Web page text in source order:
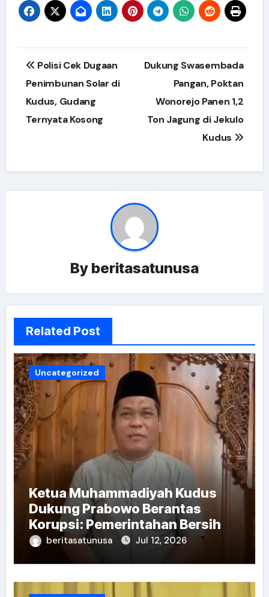
Post
navigation
Polisi Cek Dugaan
Penimbunan Solar di
Kudus, Gudang
Ternyata Kosong
Dukung Swasembada
Pangan, Poktan
Wonorejo Panen 1,2
Ton Jagung di Jekulo
Kudus
By beritasatunusa
Related Post
Uncategorized
Ketua Muhammadiyah Kudus
Dukung Prabowo Berantas
Korupsi: Pemerintahan Bersih
Kunci Indonesia Emas
beritasatunusa Jul 12, 2026